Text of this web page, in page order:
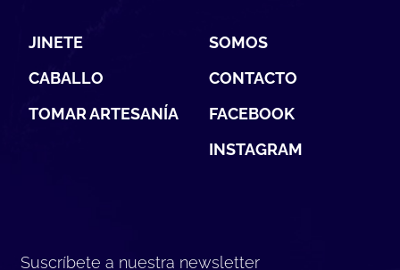
JINETE
CABALLO
TOMAR ARTESANÍA
SOMOS
CONTACTO
FACEBOOK
INSTAGRAM